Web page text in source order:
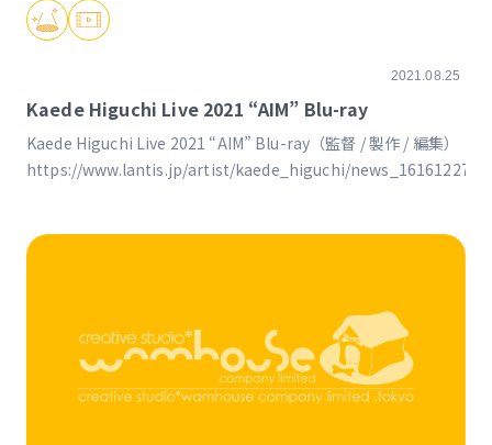
2021.08.25
Kaede Higuchi Live 2021 “AIM” Blu-ray
Kaede Higuchi Live 2021 “AIM” Blu-ray（監督 / 製作 / 編集）
https://www.lantis.jp/artist/kaede_higuchi/